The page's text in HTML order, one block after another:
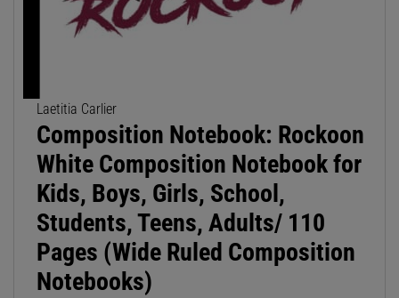
Laetitia Carlier
Composition Notebook: Rockoon
White Composition Notebook for
Kids, Boys, Girls, School,
Students, Teens, Adults/ 110
Pages (Wide Ruled Composition
Notebooks)